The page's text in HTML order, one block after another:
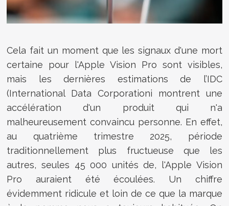
Cela fait un moment que les signaux d'une mort
certaine pour l'Apple Vision Pro sont visibles,
mais les dernières estimations de l’IDC
(International Data Corporationi montrent une
accélération d'un produit qui n'a
malheureusement convaincu personne. En effet,
au quatrième trimestre 2025, période
traditionnellement plus fructueuse que les
autres, seules 45 000 unités de, l'Apple Vision
Pro auraient été écoulées. Un chiffre
évidemment ridicule et loin de ce que la marque